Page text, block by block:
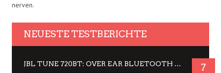
nerven.
NEUESTE TESTBERICHTE
JBL TUNE 720BT: OVER EAR BLUETOOTH KOPFHÖRER UM DIE 50,-€ IM DAUER-TEST 7